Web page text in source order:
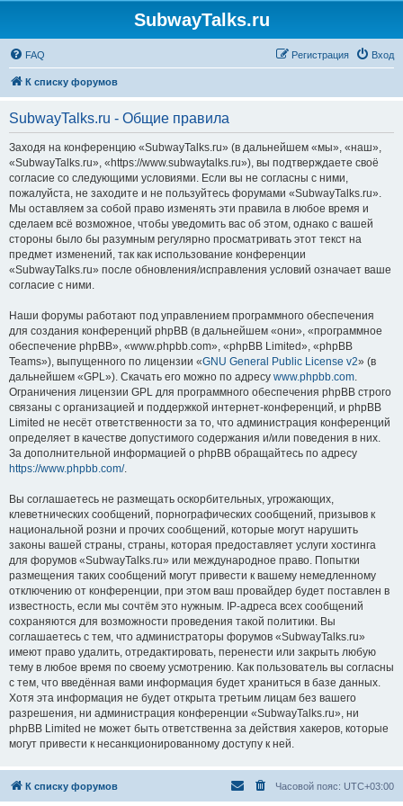
SubwayTalks.ru
FAQ Вход
Регистрация
К списку форумов
SubwayTalks.ru - Общие правила
Заходя на конференцию «SubwayTalks.ru» (в дальнейшем «мы», «наш»,
«SubwayTalks.ru», «https://www.subwaytalks.ru»), вы подтверждаете своё
согласие со следующими условиями. Если вы не согласны с ними,
пожалуйста, не заходите и не пользуйтесь форумами «SubwayTalks.ru».
Мы оставляем за собой право изменять эти правила в любое время и
сделаем всё возможное, чтобы уведомить вас об этом, однако с вашей
стороны было бы разумным регулярно просматривать этот текст на
предмет изменений, так как использование конференции
«SubwayTalks.ru» после обновления/исправления условий означает ваше
согласие с ними.
Наши форумы работают под управлением программного обеспечения
для создания конференций phpBB (в дальнейшем «они», «программное
обеспечение phpBB», «www.phpbb.com», «phpBB Limited», «phpBB
Teams»), выпущенного по лицензии «GNU General Public License v2» (в
дальнейшем «GPL»). Скачать его можно по адресу www.phpbb.com.
Ограничения лицензии GPL для программного обеспечения phpBB строго
связаны с организацией и поддержкой интернет-конференций, и phpBB
Limited не несёт ответственности за то, что администрация конференций
определяет в качестве допустимого содержания и/или поведения в них.
За дополнительной информацией о phpBB обращайтесь по адресу
https://www.phpbb.com/.
Вы соглашаетесь не размещать оскорбительных, угрожающих,
клеветнических сообщений, порнографических сообщений, призывов к
национальной розни и прочих сообщений, которые могут нарушить
законы вашей страны, страны, которая предоставляет услуги хостинга
для форумов «SubwayTalks.ru» или международное право. Попытки
размещения таких сообщений могут привести к вашему немедленному
отключению от конференции, при этом ваш провайдер будет поставлен в
известность, если мы сочтём это нужным. IP-адреса всех сообщений
сохраняются для возможности проведения такой политики. Вы
соглашаетесь с тем, что администраторы форумов «SubwayTalks.ru»
имеют право удалить, отредактировать, перенести или закрыть любую
тему в любое время по своему усмотрению. Как пользователь вы согласны
с тем, что введённая вами информация будет храниться в базе данных.
Хотя эта информация не будет открыта третьим лицам без вашего
разрешения, ни администрация конференции «SubwayTalks.ru», ни
phpBB Limited не может быть ответственна за действия хакеров, которые
могут привести к несанкционированному доступу к ней.
К списку форумов Часовой пояс: UTC+03:00